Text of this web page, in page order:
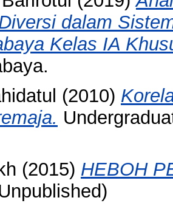
dalam
Kelas IA
(2010)
(2015) HEBOH